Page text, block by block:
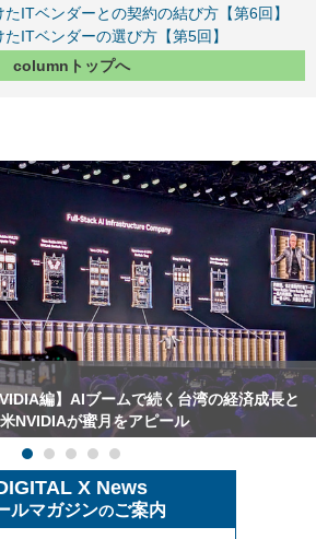
ITベンダーとの契約の結び方【第6回】
ITベンダーの選び方【第5回】
columnトップへ
編】AIブームで続く台湾の経済成長と
NVIDIAが蜜月をアピール
X News
ルマガジンのご案内